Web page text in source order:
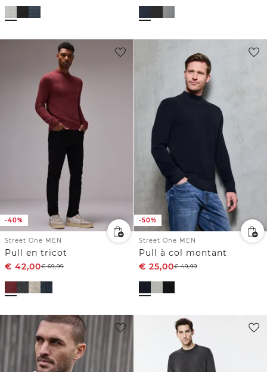
-40%
Street One MEN
Pull en tricot
€ 42,00€69,99
-50%
Street One MEN
Pull à col montant
€ 25,00€49,99